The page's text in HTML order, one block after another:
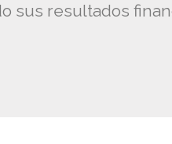
sus resultados